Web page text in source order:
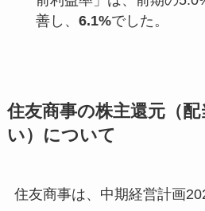
善し、 6.1%でした。
住友商事の株主還元（
い）について
住友商事は、中期経営計画